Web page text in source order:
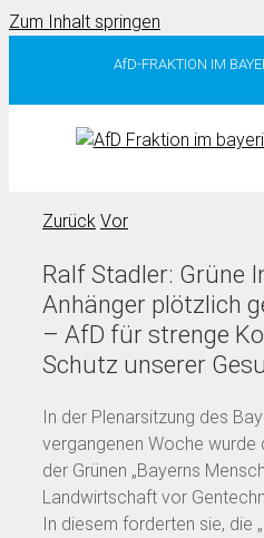
Zum Inhalt springen
AfD-FRAKTION IM
Zurück Vor
Ralf Stadler: Grüne
Anhänger plötzlich
– AfD für strenge
Schutz unserer
In der Plenarsitzung des
vergangenen Woche wurde
der Grünen „Bayerns
Landwirtschaft vor
In diesem forderten sie, die